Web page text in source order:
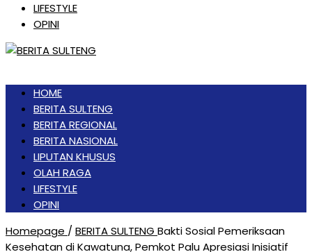
LIFESTYLE
OPINI
HOME
BERITA SULTENG
BERITA REGIONAL
BERITA NASIONAL
LIPUTAN KHUSUS
OLAH RAGA
LIFESTYLE
OPINI
Homepage / BERITA SULTENG Bakti Sosial Pemeriksaan
Kesehatan di Kawatuna, Pemkot Palu Apresiasi Inisiatif